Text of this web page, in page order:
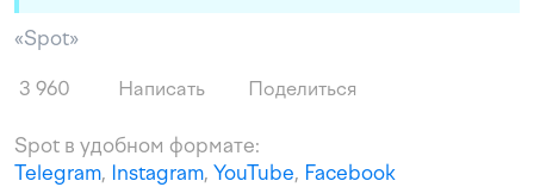
«Spot»
3 960 Написать Поделиться
Spot в удобном формате:
Telegram, Instagram, YouTube, Facebook